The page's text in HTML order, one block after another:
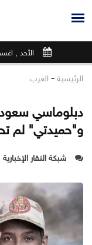
الأحد , اغسطس
الرئيسية - العرب
دبلوماسي
و"حميدتي" لم
شبكة النقار الإخبارية